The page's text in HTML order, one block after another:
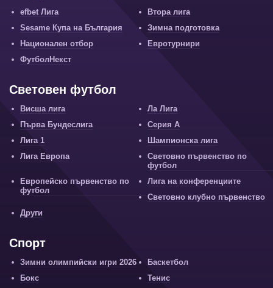
efbet Лига
Втора лига
Sesame Купа на България
Зимна подготовка
Национален отбор
Евротурнири
ФутболНекст
Световен футбол
Висша лига
Ла Лига
Първа Бундеслига
Серия А
Лига 1
Шампионска лига
Лига Европа
Световно първенство по
футбол
Европейско първенство по
футбол
Лига на конференциите
Световно клубно първенство
Други
Спорт
Зимни олимпийски игри 2026
Баскетбол
Бокс
Тенис